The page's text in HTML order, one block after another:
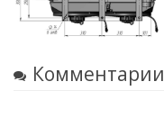
Комментарии